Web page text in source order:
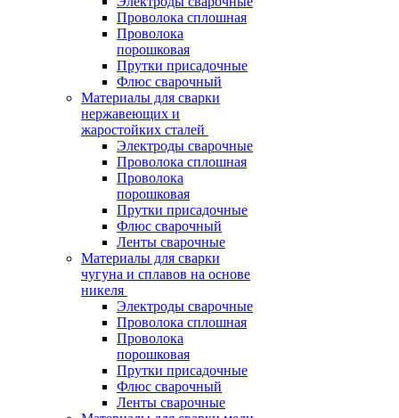
Проволока сплошная
Проволока
порошковая
Прутки присадочные
Флюс сварочный
Материалы для сварки
нержавеющих и
жаростойких сталей
Электроды сварочные
Проволока сплошная
Проволока
порошковая
Прутки присадочные
Флюс сварочный
Ленты сварочные
Материалы для сварки
чугуна и сплавов на основе
никеля
Электроды сварочные
Проволока сплошная
Проволока
порошковая
Прутки присадочные
Флюс сварочный
Ленты сварочные